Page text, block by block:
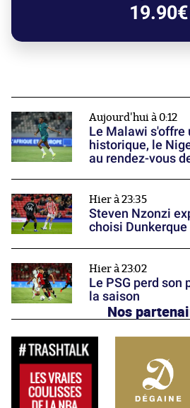
19.90€
Aujourd'hui à 0:12
Le Malawi
historique, le
au rendez-vous
Hier à 23:35
Steven Nzonzi
choisi Dunkerque
Hier à 23:02
Le PSG perd son
la saison
Nos